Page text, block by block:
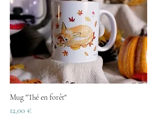
Mug "Thé en forêt"
Prix
12,00 €